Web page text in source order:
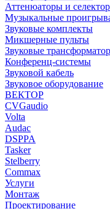
Аттенюаторы и
Музыкальные
Звуковые комплекты
Микшерные пульты
Звуковые
Конференц-системы
Звуковой кабель
Звуковое оборудование
ВЕКТОР
CVGaudio
Volta
Audac
DSPPA
Tasker
Stelberry
Commax
Услуги
Монтаж
Проектирование